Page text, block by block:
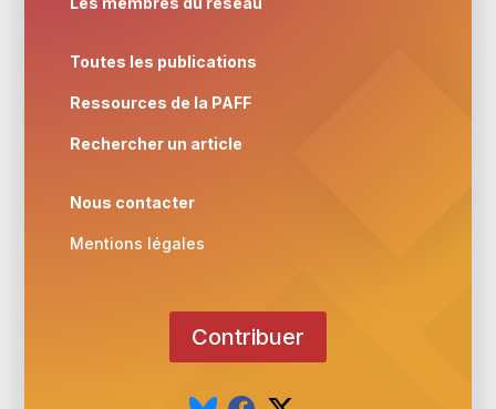
Toutes les publications
Ressources de la PAFF
Rechercher un article
Nous contacter
Mentions légales
Contribuer